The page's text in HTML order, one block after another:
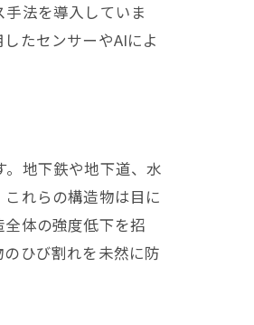
法を導入していま
たセンサーやAIによ
地下鉄や地下道、水
れらの構造物は目に
体の強度低下を招
ひび割れを未然に防